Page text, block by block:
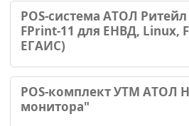
POS-система АТОЛ
FPrint-11 для ЕНВД, Linux,
ЕГАИС)
POS-комплект УТМ АТОЛ
монитора"